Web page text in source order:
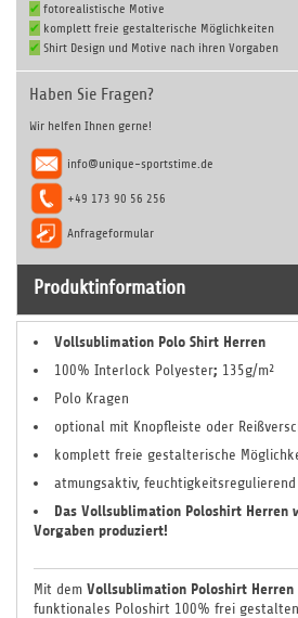
✔ fotorealistische Motive
✔ komplett freie gestalterische Möglichkeiten
✔ Shirt Design und Motive nach ihren Vorgaben
Haben Sie Fragen?
Wir helfen Ihnen gerne!
info@unique-sportstime.de
+49 173 90 56 256
Anfrageformular
Produktinformation
Vollsublimation Polo Shirt Herren
100% Interlock Polyester; 135g/m²
Polo Kragen
optional mit Knopfleiste oder
komplett freie gestalterische
atmungsaktiv,
Das Vollsublimation Poloshirt Herren
Vorgaben produziert!
Mit dem Vollsublimation Poloshirt Herren
funktionales Poloshirt 100% frei